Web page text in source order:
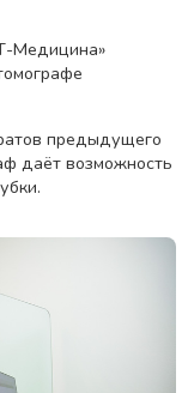
Медицина»
предыдущего
даёт возможность